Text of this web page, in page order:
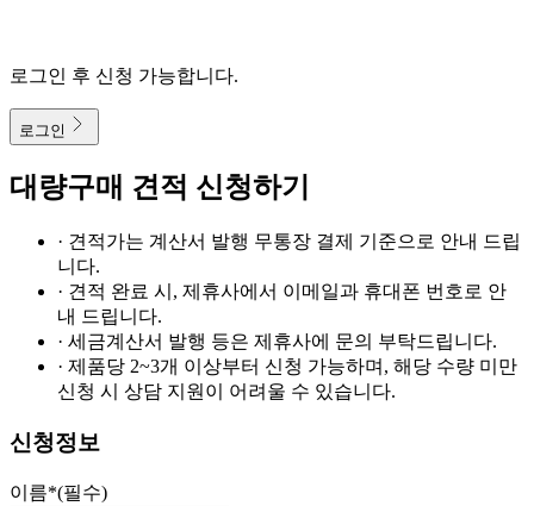
로그인 후 신청 가능합니다.
로그인
대량구매 견적 신청하기
· 견적가는 계산서 발행 무통장 결제 기준으로 안내 드립
니다.
· 견적 완료 시, 제휴사에서 이메일과 휴대폰 번호로 안
내 드립니다.
· 세금계산서 발행 등은 제휴사에 문의 부탁드립니다.
· 제품당 2~3개 이상부터 신청 가능하며, 해당 수량 미만
신청 시 상담 지원이 어려울 수 있습니다.
신청정보
이름*(필수)